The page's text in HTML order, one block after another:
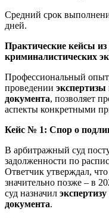
Средний срок
дней.
Практические кейсы
криминалистических
Профессиональный
проведении экспертизы
документа, позволяет
аспекты конкретными
Кейс № 1: Спор о
В арбитражный суд
задолженности по
Ответчик утверждал,
значительно позже – в
суд назначил
документа.